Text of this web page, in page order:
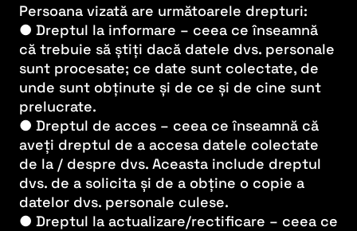
Persoana vizată are următoarele drepturi:
● Dreptul la informare – ceea ce înseamnă
că trebuie să știți dacă datele dvs. personale
sunt procesate; ce date sunt colectate, de
unde sunt obținute și de ce și de cine sunt
prelucrate.
● Dreptul de acces – ceea ce înseamnă că
aveți dreptul de a accesa datele colectate
de la / despre dvs. Aceasta include dreptul
dvs. de a solicita și de a obține o copie a
datelor dvs. personale culese.
● Dreptul la actualizare/rectificare – ceea ce